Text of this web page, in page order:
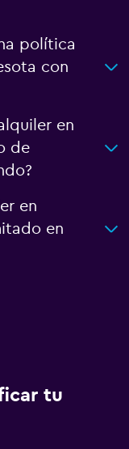
política
con
en
de
en
en
tu